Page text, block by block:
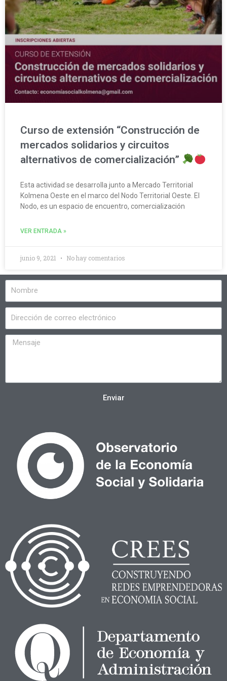
Curso de extensión “Construcción de
mercados solidarios y circuitos
alternativos de comercialización”
Esta actividad se desarrolla junto a Mercado Territorial
Kolmena Oeste en el marco del Nodo Territorial Oeste. El
Nodo, es un espacio de encuentro, comercialización
VER ENTRADA »
junio 9, 2021 No hay comentarios
Enviar